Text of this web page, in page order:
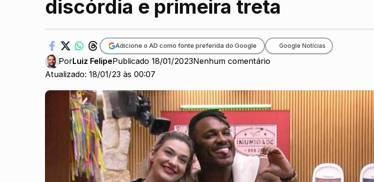
discórdia e primeira treta
Atualizado: 18/01/23 às 00:07
PorLuiz FelipePublicado 18/01/2023Nenhum comentário
Adicione o AD como fonte preferida do Google Google Notícias